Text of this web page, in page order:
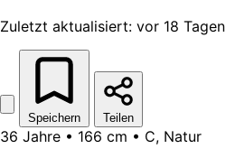
Zuletzt aktualisiert: vor 18 Tagen
Speichern Teilen
36 Jahre • 166 cm • C, Natur